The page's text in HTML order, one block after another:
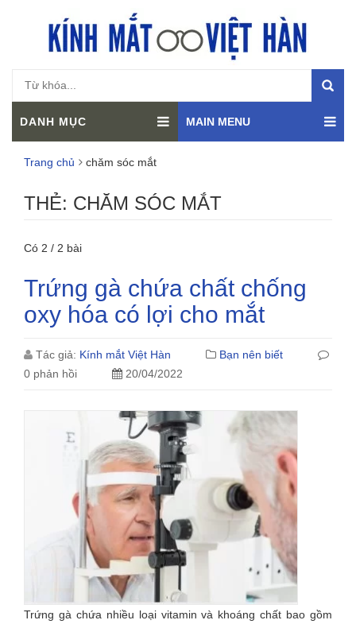
DANH MỤC MAIN MENU
Trang chủ chăm sóc mắt
THẺ: CHĂM SÓC MẮT
Có 2 / 2 bài
Trứng gà chứa chất chống
oxy hóa có lợi cho mắt
Tác giả: Kính mắt Việt Hàn
Bạn nên biết
0 phản hồi
20/04/2022
Trứng gà chứa nhiều loại vitamin và khoáng chất bao gồm